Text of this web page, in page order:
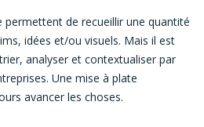
permettent de recueillir une quantité
idées et/ou visuels. Mais il est
analyser et contextualiser par
Une mise à plate
avancer les choses.